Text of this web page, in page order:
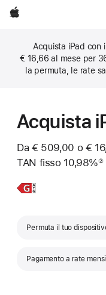
Apple
Acquista iPad con
€ 16,66 al mese per
la permuta, le rate
Acquista
Da € 509,00 o €
TAN fisso 10,98%②
Scopri
Permuta il tuo
Pagamento a rate